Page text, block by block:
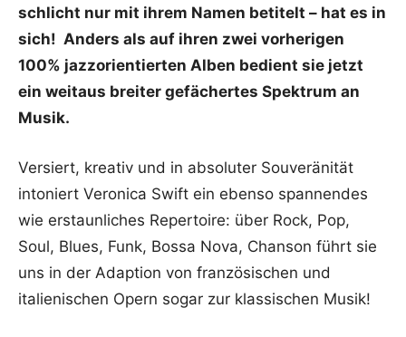
schlicht nur mit ihrem Namen betitelt – hat es in
sich! Anders als auf ihren zwei vorherigen
100% jazzorientierten Alben bedient sie jetzt
ein weitaus breiter gefächertes Spektrum an
Musik.
Versiert, kreativ und in absoluter Souveränität
intoniert Veronica Swift ein ebenso spannendes
wie erstaunliches Repertoire: über Rock, Pop,
Soul, Blues, Funk, Bossa Nova, Chanson führt sie
uns in der Adaption von französischen und
italienischen Opern sogar zur klassischen Musik!